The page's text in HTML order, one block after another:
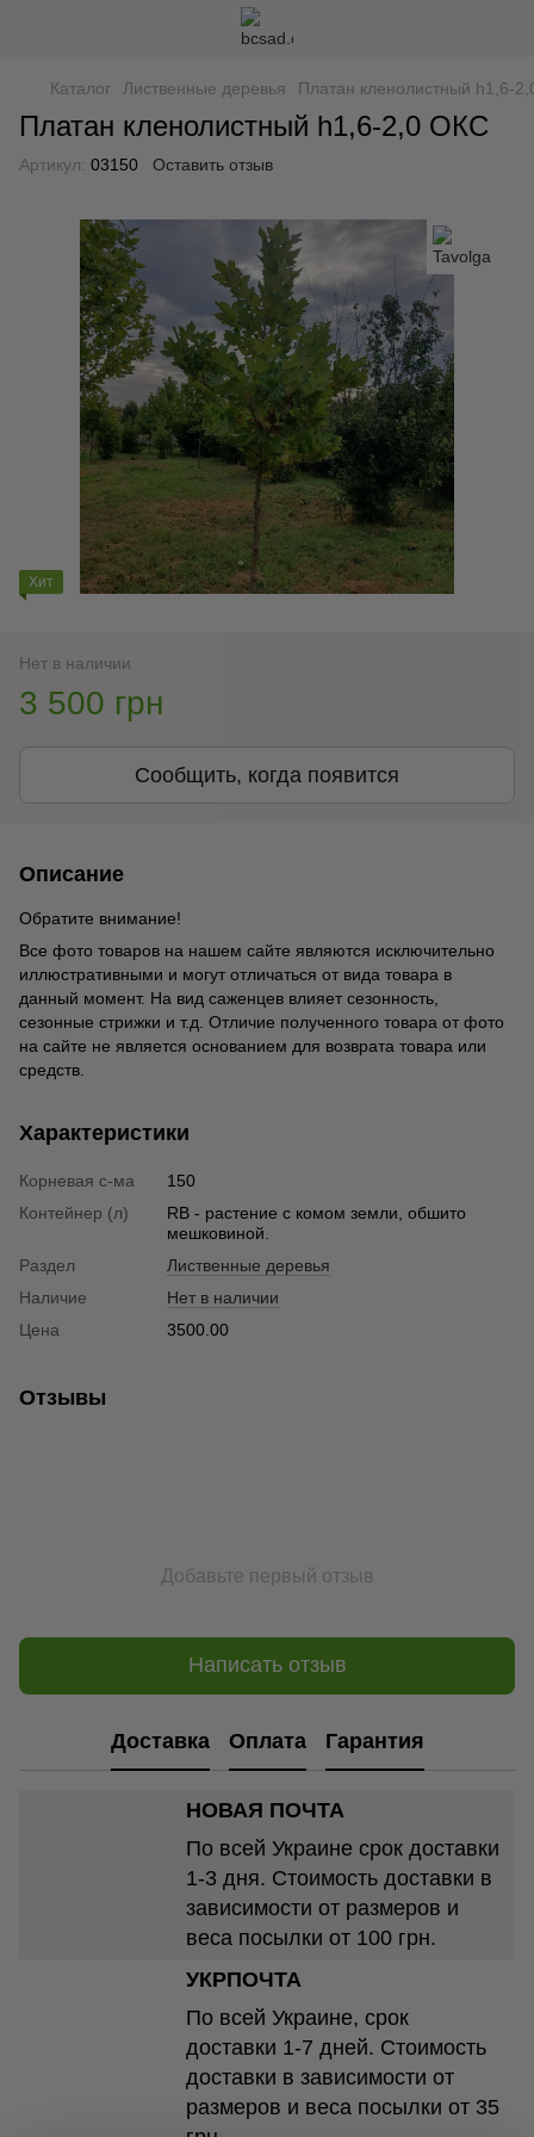
Каталог Лиственные деревья Платан кленолистный h1,6-
Платан кленолистный h1,6-2,0 ОКС
Артикул: 03150 Оставить отзыв
Хит
Нет в наличии
3 500 грн
Сообщить, когда появится
Описание
Обратите внимание!
Все фото товаров на нашем сайте являются исключительно
иллюстративными и могут отличаться от вида товара в
данный момент. На вид саженцев влияет сезонность,
сезонные стрижки и т.д. Отличие полученного товара от фото
на сайте не является основанием для возврата товара или
средств.
Характеристики
Корневая с-ма
150
Контейнер (л)
RB - растение с комом земли, обшито
мешковиной.
Раздел
Лиственные деревья
Наличие
Нет в наличии
Цена
3500.00
Отзывы
Добавьте первый отзыв
Написать отзыв
Доставка Оплата Гарантия
НОВАЯ ПОЧТА
По всей Украине срок доставки
1-3 дня. Стоимость доставки в
зависимости от размеров и
веса посылки от 100 грн.
УКРПОЧТА
По всей Украине, срок
доставки 1-7 дней. Стоимость
доставки в зависимости от
размеров и веса посылки от 35